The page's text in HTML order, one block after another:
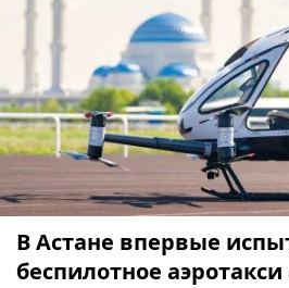
В Астане впервые
беспилотное